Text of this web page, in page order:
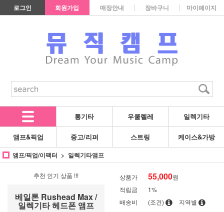
로그인 회원가입 매장안내 장바구니 마이페이지
통기타 우쿨렐레 일렉기타
앰프&픽업 중고/리퍼 스트링 케이스&가방
앰프/픽업/이팩터 일렉기타앰프
추천 인기 상품 !!!
베일톤 Rushead Max /
일렉기타 헤드폰 앰프
상품가 55,000원
적립금
1%
배송비
(조건) 지역별